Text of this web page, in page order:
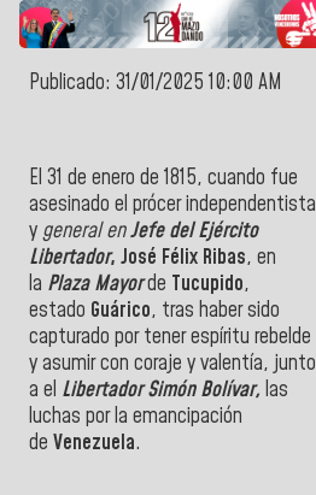
Publicado: 31/01/2025 10:00 AM
El 31 de enero de 1815, cuando fue
asesinado el prócer independentista
ygeneral enJefe del Ejército
Libertador, José Félix Ribas, en
la Plaza Mayorde Tucupido,
estado Guárico, tras haber sido
capturado por tener espíritu rebelde
y asumir con coraje y valentía, junto
a el Libertador Simón Bolívar, las
luchas por la emancipación
de Venezuela.